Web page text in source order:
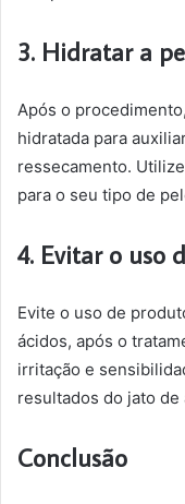
3. Hidratar a
Após o
hidratada para
ressecamento.
para o seu tipo de
4. Evitar o uso
Evite o uso de
ácidos, após o
irritação e
resultados do jato
Conclusão